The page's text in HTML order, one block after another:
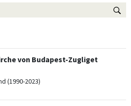
von Budapest-Zugliget
(1990-2023)